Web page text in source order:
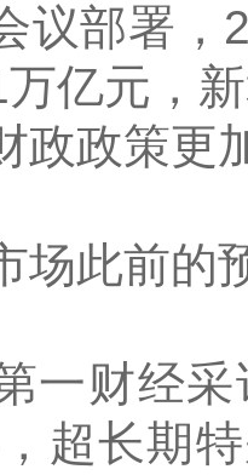
议部署，
亿元，
政政策更
场此前的
一财经
超长期